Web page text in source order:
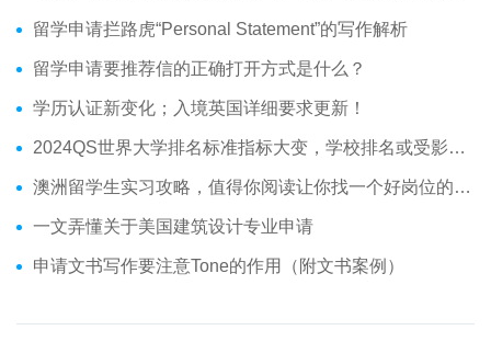
留学申请拦路虎“Personal Statement”的写作解析
留学申请要推荐信的正确打开方式是什么？
学历认证新变化；入境英国详细要求更新！
2024QS世界大学排名标准指标大变，学校排名或受影响？
澳洲留学生实习攻略，值得你阅读让你找一个好岗位的技巧
一文弄懂关于美国建筑设计专业申请
申请文书写作要注意Tone的作用（附文书案例）